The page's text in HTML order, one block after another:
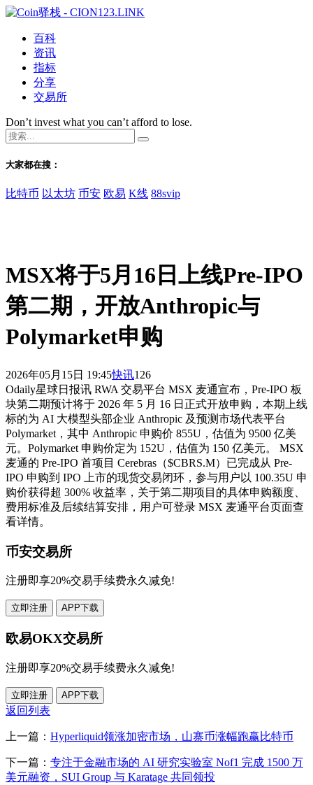
百科
资讯
指标
分享
交易所
Don’t invest what you can’t afford to lose.
大家都在搜：
比特币 以太坊 币安 欧易 K线 88svip
MSX将于5月16日上线Pre-IPO
第二期，开放Anthropic与
Polymarket申购
2026年05月15日 19:45快讯126
Odaily星球日报讯 RWA 交易平台 MSX 麦通宣布，Pre-IPO 板
块第二期预计将于 2026 年 5 月 16 日正式开放申购，本期上线
标的为 AI 大模型头部企业 Anthropic 及预测市场代表平台
Polymarket，其中 Anthropic 申购价 855U，估值为 9500 亿美
元。Polymarket 申购价定为 152U，估值为 150 亿美元。 MSX
麦通的 Pre-IPO 首项目 Cerebras（$CBRS.M）已完成从 Pre-
IPO 申购到 IPO 上市的现货交易闭环，参与用户以 100.35U 申
购价获得超 300% 收益率，关于第二期项目的具体申购额度、
费用标准及后续结算安排，用户可登录 MSX 麦通平台页面查
看详情。
币安交易所
注册即享20%交易手续费永久减免!
立即注册 APP下载
欧易OKX交易所
注册即享20%交易手续费永久减免!
立即注册 APP下载
返回列表
上一篇： Hyperliquid领涨加密市场，山寨币涨幅跑赢比特币
下一篇： 专注于金融市场的 AI 研究实验室 Nof1 完成 1500 万
美元融资，SUI Group 与 Karatage 共同领投